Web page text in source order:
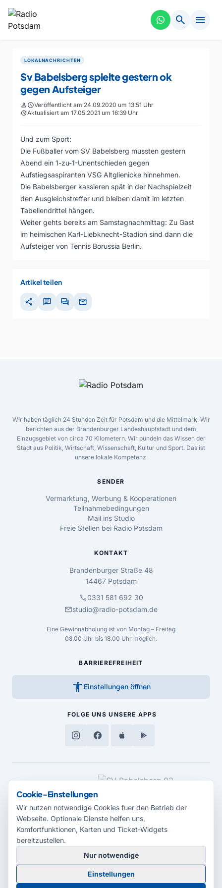
search menu
LOKALNACHRICHTEN
Sv Babelsberg spielte gestern ok
gegen Aufsteiger
personscheduleVeröffentlicht am 24.09.2020 um 13:51 Uhr
updateAktualisiert am 17.05.2021 um 16:39 Uhr
Und zum Sport:
Die Fußballer vom SV Babelsberg mussten gestern
Abend ein 1-zu-1-Unentschieden gegen
Aufstiegsaspiranten VSG Altglienicke hinnehmen.
Die Babelsberger kassieren spät in der Nachspielzeit
den Ausgleichstreffer und bleiben damit im letzten
Tabellendrittel hängen.
Weiter gehts bereits am Samstagnachmittag: Zu Gast
im heimischen Karl-Liebknecht-Stadion sind dann die
Aufsteiger von Tennis Borussia Berlin.
Artikel teilen
share chat forum mail
Wir haben täglich 24 Stunden Zeit für Potsdam und die Mittelmark. Wir
berichten aus der Brandenburger Landeshauptstadt und dem
Einzugsgebiet von circa 70 Kilometern. Wir bündeln das Wissen der
Stadt aus Politik, Wirtschaft, Wissenschaft, Kultur und Sport. Das ist
unsere lokale Kompetenz.
SENDER
Vermarktung, Werbung & Kooperationen
Teilnahmebedingungen
Mail ins Studio
Freie Stellen bei Radio Potsdam
KONTAKT
Brandenburger Straße 48
14467 Potsdam
call0331 581 692 30
mailstudio@radio-potsdam.de
Eine Gewinnabholung ist von Montag – Freitag
08.00 Uhr bis 18.00 Uhr möglich.
BARRIEREFREIHEIT
accessibility_new Einstellungen öffnen
FOLGE UNS UNSERE APPS
MEDIENPARTNER
© 2026 Radio Potsdam. Webseite entwickelt durch dieMedienagentur
Babelsberg
BarrierefreiheitserklärungAGBDatenschutzImpressum
Cookie-Einstellungen
Wir nutzen notwendige Cookies fuer den Betrieb der
Webseite. Optionale Dienste helfen uns,
Komfortfunktionen, Karten und Ticket-Widgets
bereitzustellen.
Nur notwendige
Einstellungen